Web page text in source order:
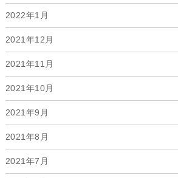
2022年1月
2021年12月
2021年11月
2021年10月
2021年9月
2021年8月
2021年7月